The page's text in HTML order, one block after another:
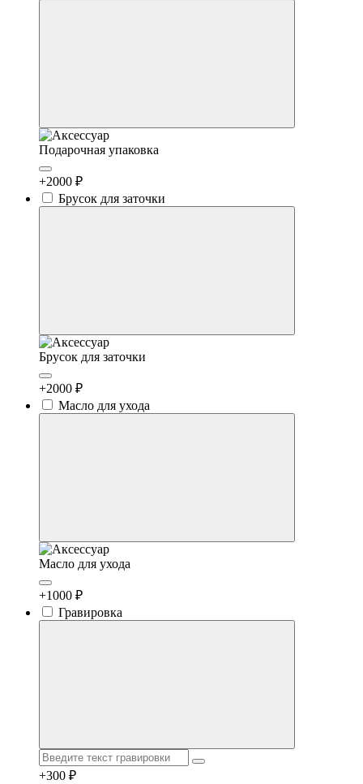
Подарочная упаковка
+2000 ₽
Брусок для заточки
Брусок для заточки
+2000 ₽
Масло для ухода
Масло для ухода
+1000 ₽
Гравировка
+300 ₽